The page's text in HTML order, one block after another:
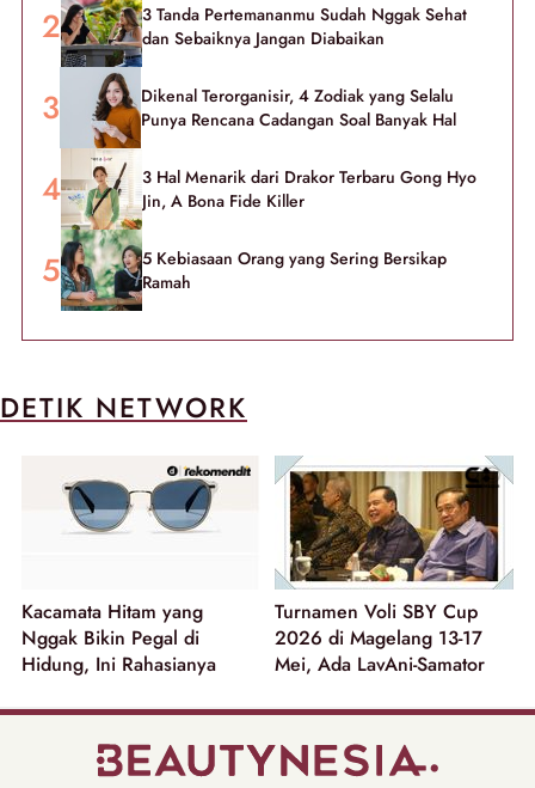
3 Tanda Pertemananmu Sudah Nggak Sehat
dan Sebaiknya Jangan Diabaikan
Dikenal Terorganisir, 4 Zodiak yang Selalu
Punya Rencana Cadangan Soal Banyak Hal
3 Hal Menarik dari Drakor Terbaru Gong Hyo
Jin, A Bona Fide Killer
5 Kebiasaan Orang yang Sering Bersikap
Ramah
DETIK NETWORK
Kacamata Hitam yang
Nggak Bikin Pegal di
Hidung, Ini Rahasianya
Turnamen Voli SBY Cup
2026 di Magelang 13-17
Mei, Ada LavAni-Samator